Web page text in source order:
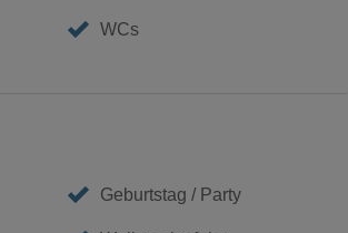
WCs
Geburtstag / Party